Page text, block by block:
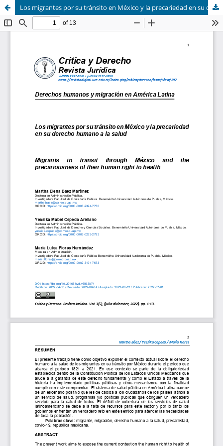
Los migrantes por su tránsito en México y la precariedad en su derecho humano a la salud